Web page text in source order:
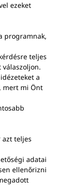
ezeket
programnak,
teljes
a
mert mi Önt
azt teljes
adatai
ellenőrizni